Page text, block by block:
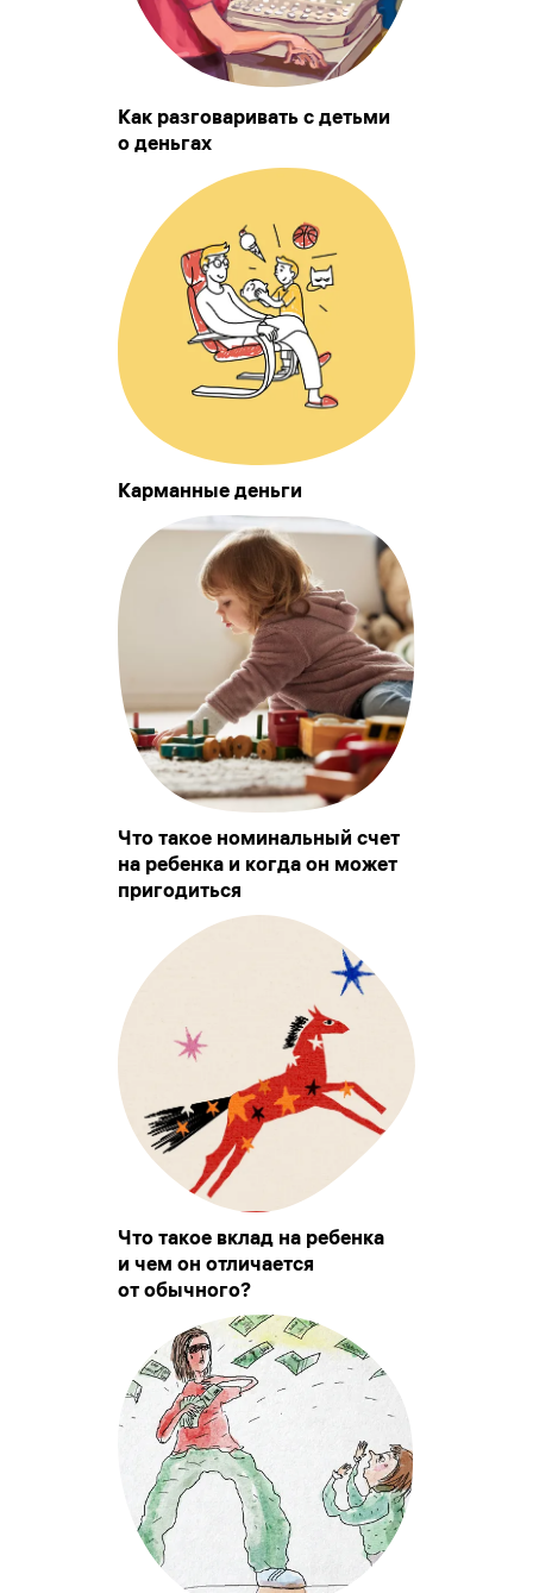
Как разговаривать с детьми
о деньгах
Карманные деньги
Что такое номинальный счет
на ребенка и когда он может
пригодиться
Что такое вклад на ребенка
и чем он отличается
от обычного?